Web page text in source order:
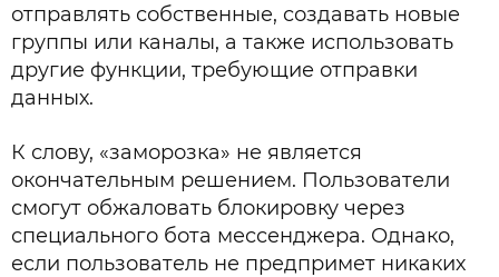
отправлять собственные, создавать новые
группы или каналы, а также использовать
другие функции, требующие отправки
данных.
К слову, «заморозка» не является
окончательным решением. Пользователи
смогут обжаловать блокировку через
специального бота мессенджера. Однако,
если пользователь не предпримет никаких